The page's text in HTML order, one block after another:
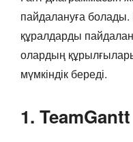
пайдалануға
құралдарды
олардың
мүмкіндік береді.
1. TeamGantt